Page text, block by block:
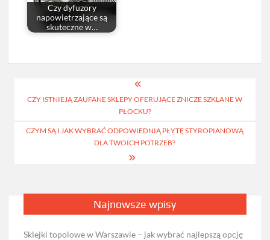
Czy dyfuzory
napowietrzające są
skuteczne w…
wpisu
CZY ISTNIEJĄ ZAUFANE SKLEPY OFERUJĄCE ZNICZE SZKLANE W
PŁOCKU?
CZYM SĄ I JAK WYBRAĆ ODPOWIEDNIĄ PŁYTĘ STYROPIANOWĄ
DLA TWOICH POTRZEB?
Najnowsze wpisy
Sklejki topolowe w Warszawie – jak wybrać najlepszą opcję